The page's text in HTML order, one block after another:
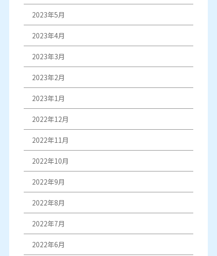
2023年5月
2023年4月
2023年3月
2023年2月
2023年1月
2022年12月
2022年11月
2022年10月
2022年9月
2022年8月
2022年7月
2022年6月